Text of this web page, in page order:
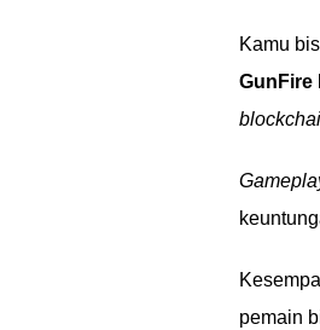
Kamu
GunFire
pemain